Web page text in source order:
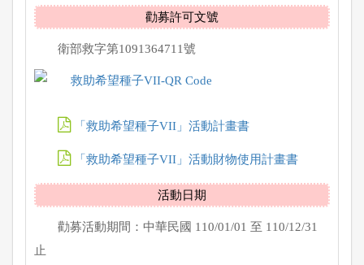
勸募許可文號
衛部救字第1091364711號
「救助希望種子VII」活動計畫書
「救助希望種子VII」活動財物使用計畫書
活動日期
勸募活動期間：中華民國 110/01/01 至 110/12/31
止